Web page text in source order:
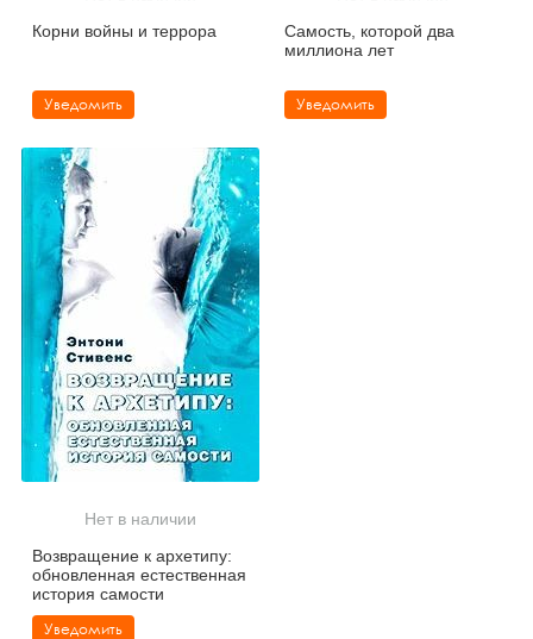
Корни войны и террора
Уведомить
Самость, которой два
миллиона лет
Уведомить
Нет в наличии
Возвращение к архетипу:
обновленная естественная
история самости
Уведомить